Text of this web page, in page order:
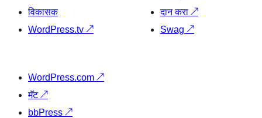
विकासक
WordPress.tv ↗
दान करा ↗
Swag ↗
WordPress.com ↗
मॅट↗
bbPress ↗